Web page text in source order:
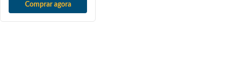
Comprar agora